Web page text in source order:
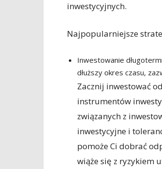
inwestycyjnych.
Najpopularniejsze
Inwestowanie
dłuższy okres czasu,
Zacznij inwestować
instrumentów
związanych z
inwestycyjne i
pomoże Ci dobrać
wiąże się z ryzykiem